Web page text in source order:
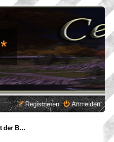
*
Anmelden
Registrieren
Kontakt mit der Board-Administration aufnehmen